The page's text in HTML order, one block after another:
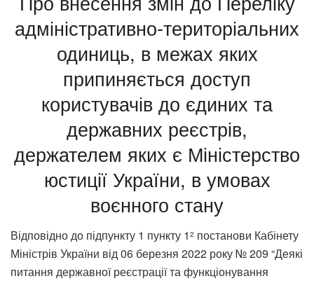
адміністративно-територіальних
одиниць, в межах яких
припиняється доступ
користувачів до єдиних та
державних реєстрів,
держателем яких є Міністерство
юстиції України, в умовах
воєнного стану
Відповідно до підпункту 1 пункту 1 2 постанови Кабінету
Міністрів України від 06 березня 2022 року № 209 “Деякі
питання державної реєстрації та функціонування